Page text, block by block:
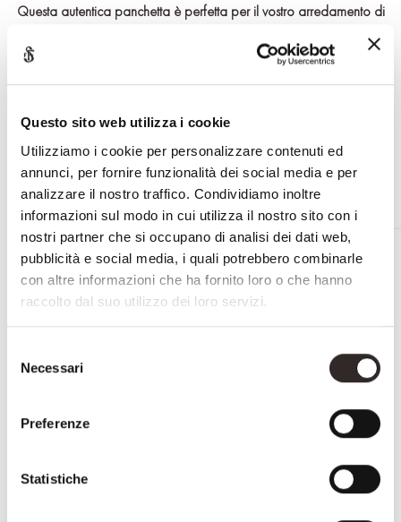
Questo sito web utilizza i cookie
Utilizziamo i cookie per personalizzare contenuti ed
annunci, per fornire funzionalità dei social media e per
analizzare il nostro traffico. Condividiamo inoltre
informazioni sul modo in cui utilizza il nostro sito con i
nostri partner che si occupano di analisi dei dati web,
pubblicità e social media, i quali potrebbero combinarle
con altre informazioni che ha fornito loro o che hanno
raccolto dal suo utilizzo dei loro servizi.
delNecessari
Preferenze
Statistiche
Questa autentica panchetta è perfetta per il vostro arredamento di
La panchetta è personalizzabile nei minimi dettagli
PRODOTTI CORRELATI